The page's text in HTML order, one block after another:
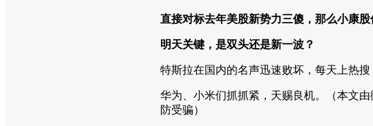
直接对标去年美股新势力三傻，那么小康
明天关键，是双头还是新一波？
特斯拉在国内的名声迅速败坏，每天上热
华为、小米们抓抓紧，天赐良机。（本文
防受骗）